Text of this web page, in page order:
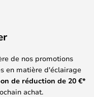
de nos promotions
en matière d'éclairage
de réduction de 20 €*
achat.